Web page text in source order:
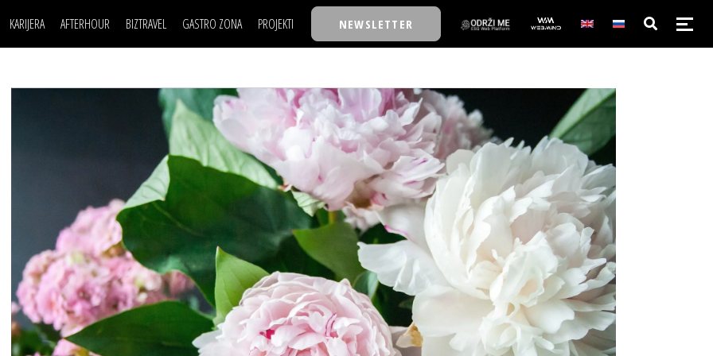
KARIJERA AFTERHOUR BIZTRAVEL GASTRO ZONA PROJEKTI
TASTY TALKS
30 ISPOD 30
BACK TO OFFICE/SCHOOL
BIZBENDOVI
BIZKOLEGIJUM
BMW BIZNIS LIGA
BIZLIFE WEEK
IZJAVA GODINE
NEWSLETTER
POSAO
MOJ UGAO
FILM I SCENA
AUTO SVET
NAJKOLEGA
30 ISPOD 30
BACK TO OFFICE/SCHOOL
BIZBENDOVI
BIZKOLEGIJUM
BMW BIZNIS LIGA
BIZLIFE WEEK
IZJAVA GODINE